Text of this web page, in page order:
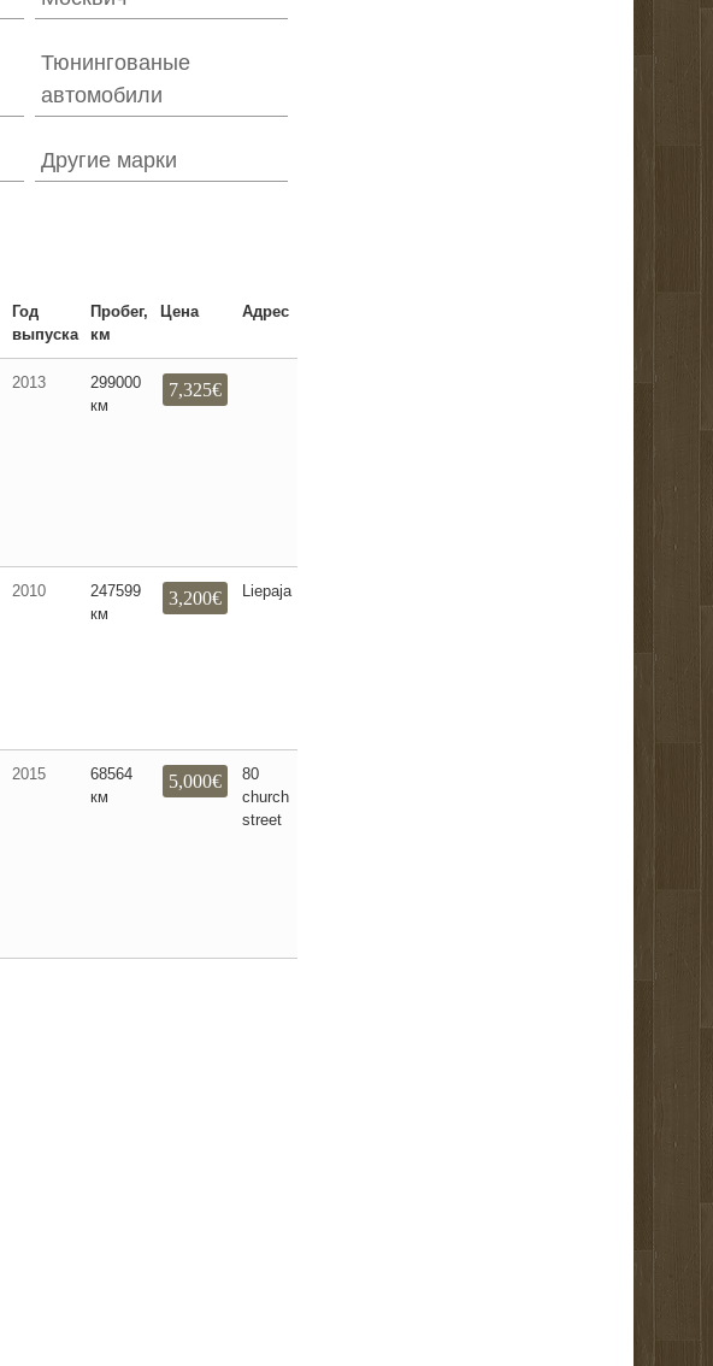
Тюнингованые
автомобили
Другие марки
Год
выпуска
Пробег,
км
Цена Адрес
2013
299000
км
7,325€
2010
247599
км
3,200€ Liepaja
2015
68564
км
5,000€
80
church
street